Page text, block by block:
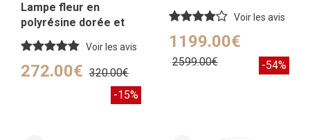
Lampe fleur en
polyrésine dorée et
abat-jour noir
Voir les avis
272.00€ 320.00€
-15%
tissu chenille gris
foncé
Voir les avis
1199.00€
2599.00€ -54%